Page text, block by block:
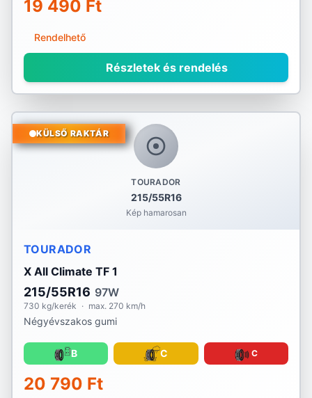
19 490 Ft
Rendelhető
Részletek és rendelés
TOURADOR
215/55R16
Kép hamarosan
KÜLSŐ RAKTÁR
TOURADOR
X All Climate TF 1
215/55R16 97W
730 kg/kerék · max. 270 km/h
Négyévszakos gumi
B C C
20 790 Ft